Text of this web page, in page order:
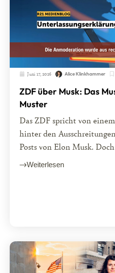
Juni 17, 2026 Alice Klinkhammer
ZDF über Musk: Das
Muster
Das ZDF spricht von
hinter den
Posts von Elon Musk.
Weiterlesen